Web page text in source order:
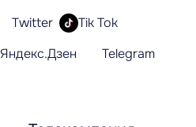
Twitter
Tik Tok
Яндекс.Дзен
Telegram